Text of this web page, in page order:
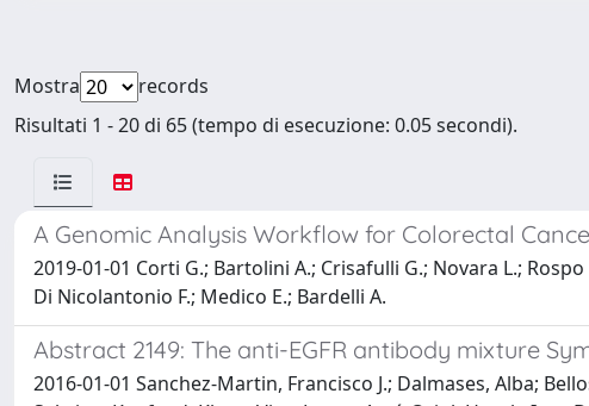
Mostra
records
Risultati 1 - 20 di 65 (tempo di esecuzione: 0.05 secondi).
A Genomic Analysis Workflow for Colorectal
2019-01-01 Corti G.; Bartolini A.; Crisafulli G.; Novara L.;
Di Nicolantonio F.; Medico E.; Bardelli A.
Abstract 2149: The anti-EGFR antibody mixture
2016-01-01 Sanchez-Martin, Francisco J.; Dalmases, Alba;